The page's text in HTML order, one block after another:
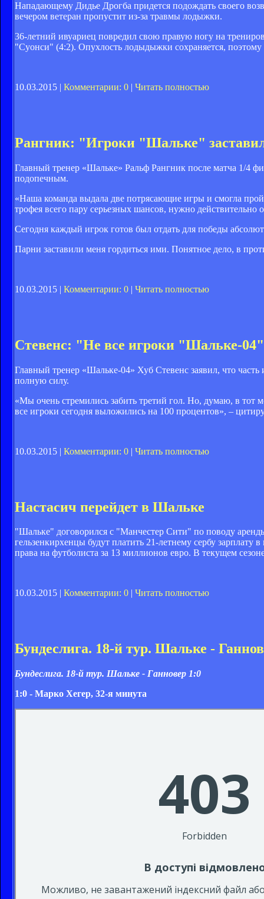
Нападающему Дидье Дрогба придется подождать своего
вечером ветеран пропустит из-за травмы лодыжки.
36-летний ивуариец повредил свою правую ногу на
"Суонси" (4:2). Опухлость лодыдыжки сохраняется, поэтому
10.03.2015 | Комментарии: 0 | Читать полностью
Рангник: "Игроки "Шальке"
Главный тренер «Шальке» Ральф Рангник после матча 1/4
подопечным.
«Наша команда выдала две потрясающие игры и смогла
трофея всего пару серьезных шансов, нужно действительно
Сегодня каждый игрок готов был отдать для победы
Парни заставили меня гордиться ими. Понятное дело, в
10.03.2015 | Комментарии: 0 | Читать полностью
Стевенс: "Не все игроки "Шальке-
Главный тренер «Шальке-04» Хуб Стевенс заявил, что
полную силу.
«Мы очень стремились забить третий гол. Но, думаю, в тот
все игроки сегодня выложились на 100 процентов», –
10.03.2015 | Комментарии: 0 | Читать полностью
Настасич перейдет в Шальке
"Шальке" договорился с "Манчестер Сити" по поводу
гельзенкирхенцы будут платить 21-летнему сербу
права на футболиста за 13 миллионов евро. В текущем
10.03.2015 | Комментарии: 0 Читать полностью
Бундеслига. 18-й тур. Шальке -
Бундеслига. 18-й тур. Шальке - Ганновер 1:0
1:0 - Марко Хегер, 32-я минута